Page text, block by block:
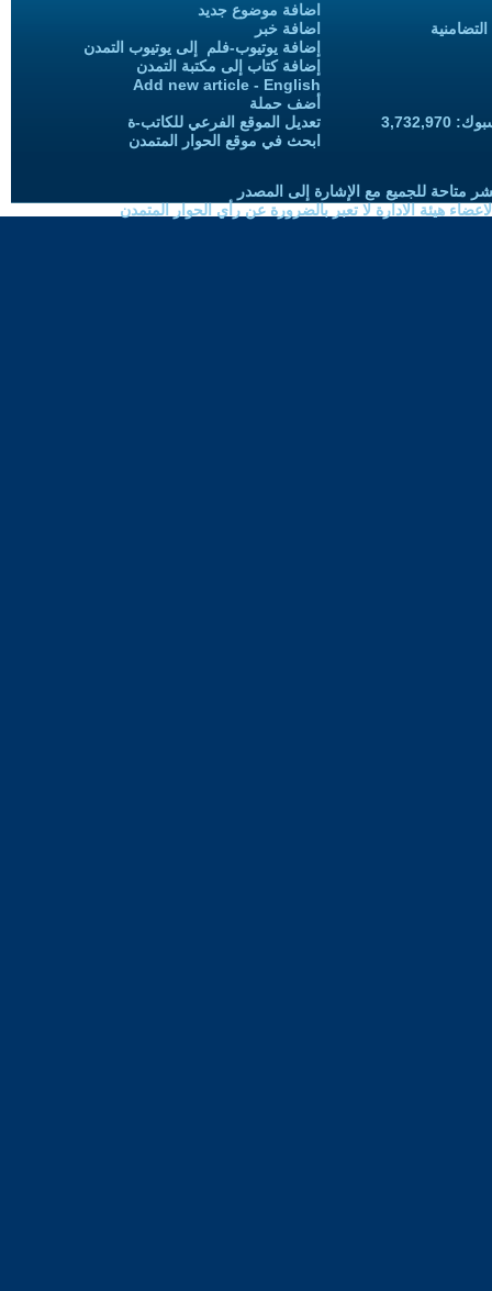
اضافة موضوع جديد
اضافة خبر
إضافة يوتيوب-فلم إلى يوتيوب التمدن
إضافة كتاب إلى مكتبة التمدن
Add new article - English
أضف حملة
تعديل الموقع الفرعي للكاتب-ة
ابحث في موقع الحوار المتمدن
متاحة للجميع مع الإشارة إلى المصدر
هيئة الادارة لا تعبر بالضرورة عن رأي الحوار المتمدن